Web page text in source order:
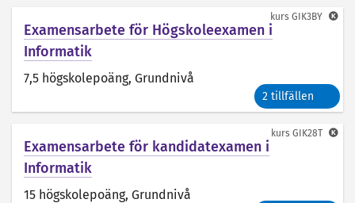
Examensarbete för Högskoleexamen i
Informatik
7,5 högskolepoäng, Grundnivå
2 tillfällen
kurs GIK3BY
Examensarbete för kandidatexamen i
Informatik
15 högskolepoäng, Grundnivå
kurs GIK28T